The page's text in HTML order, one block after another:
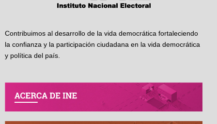
Contribuimos al desarrollo de la vida democrática fortaleciendo
la confianza y la participación ciudadana en la vida democrática
y política del país.